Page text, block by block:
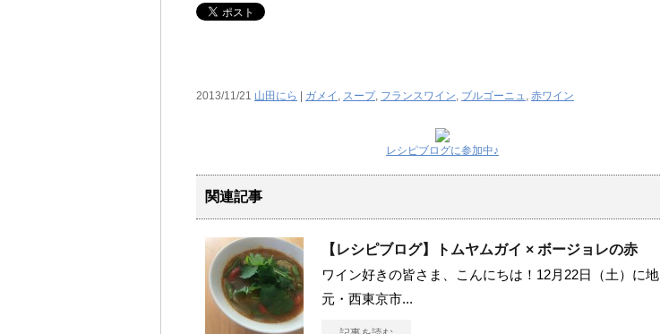
2013/11/21 山田にら ガメイ , スープ, フランスワイン, ブルゴーニュ, 赤ワイン
レシピブログに参加中♪
関連記事
【レシピブログ】トムヤムガイ × ボージョレの赤
ワイン好きの皆さま、こんにちは！12月22日（土）に地
元・西東京市...